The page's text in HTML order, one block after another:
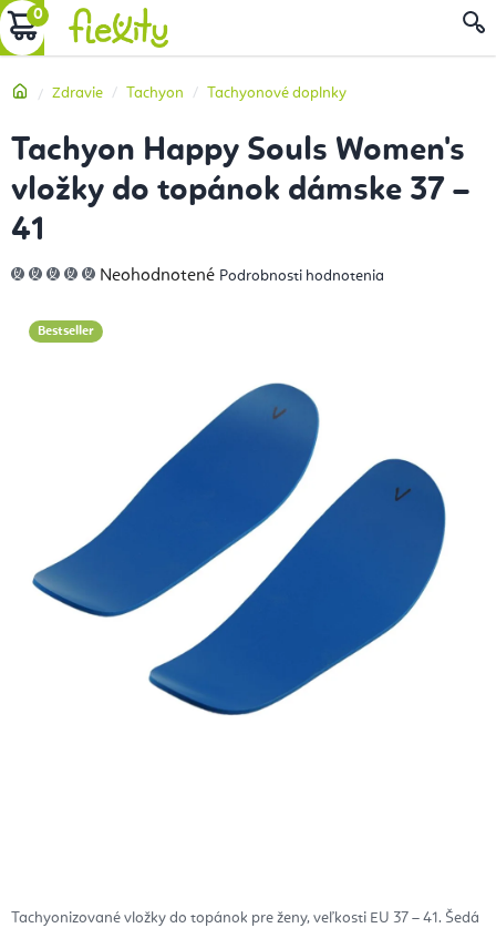
Prejsť
na
NÁKUPNÝ
Domov
Zdravie Tachyon Tachyonové doplnky
Tachyonizované vložky do topánok pre ženy, veľkosti EU 37 – 41. Šedá
Tachyon Happy Souls Women's
vložky do topánok dámske 37 –
41
Priemerné
hodnotenie
0,0
z
Neohodnotené Podrobnosti hodnotenia
Bestseller